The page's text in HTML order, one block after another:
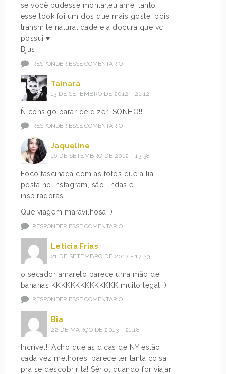
se você pudesse montar,eu amei tanto
esse look,foi um dos que mais gostei pois
transmite naturalidade e a doçura que vc
possui ♥
Bjus
RESPONDER ESSE COMENTÁRIO
Tainara
13 DE SETEMBRO DE 2012 - 21:12
Ñ consigo parar de dizer: SONHO!!!
RESPONDER ESSE COMENTÁRIO
Jaqueline
16 DE SETEMBRO DE 2012 - 13:38
Foco fascinada com as fotos que a lia
posta no instagram, são lindas e
inspiradoras.
Que viagem maravilhosa :)
RESPONDER ESSE COMENTÁRIO
Letícia Frias
21 DE SETEMBRO DE 2012 - 17:23
o secador amarelo parece uma mão de
bananas KKKKKKKKKKKKKK muito legal :)
RESPONDER ESSE COMENTÁRIO
Bia
22 DE MARÇO DE 2013 - 21:18
Incrível!! Acho que as dicas de NY estão
cada vez melhores, parece ter tanta coisa
pra se descobrir lá! Sério, quando for viajar